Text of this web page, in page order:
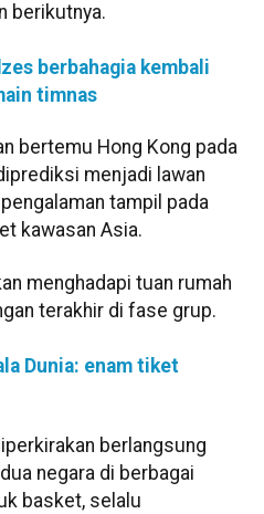
berikutnya.
berbahagia kembali
timnas
bertemu Hong Kong pada
menjadi lawan
tampil pada
kawasan Asia.
menghadapi tuan rumah
terakhir di fase grup.
Dunia: enam tiket
berlangsung
negara di berbagai
basket, selalu